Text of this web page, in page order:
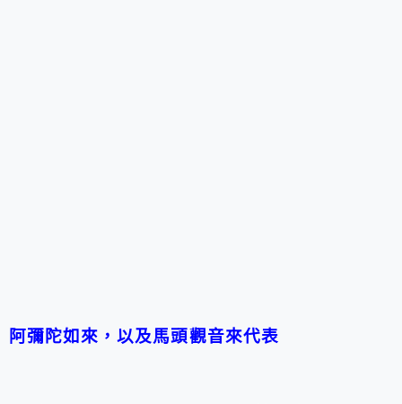
阿彌陀如來，以及馬頭觀音來代表